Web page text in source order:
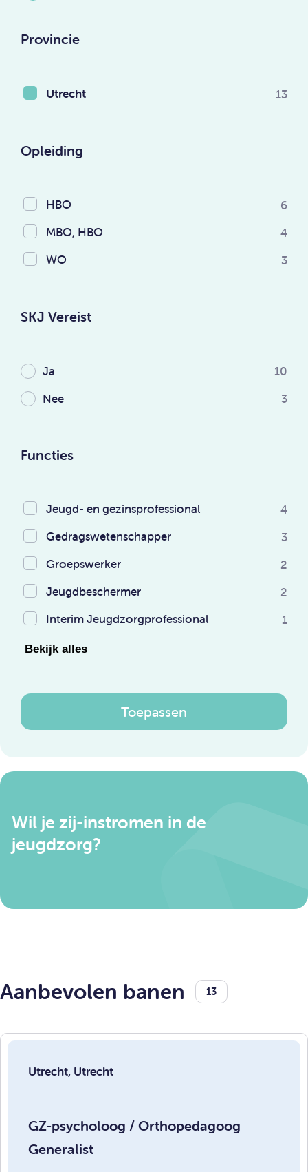
Provincie
Utrecht 13
Opleiding
HBO
6
MBO, HBO
4
WO
3
SKJ Vereist
Ja
10
Nee
3
Functies
Jeugd- en gezinsprofessional
4
Gedragswetenschapper
3
Groepswerker
2
Jeugdbeschermer
2
Interim Jeugdzorgprofessional
1
Bekijk alles
Toepassen
Wil je zij-instromen in de
jeugdzorg?
Aanbevolen banen 13
Utrecht, Utrecht
GZ-psycholoog / Orthopedagoog
Generalist